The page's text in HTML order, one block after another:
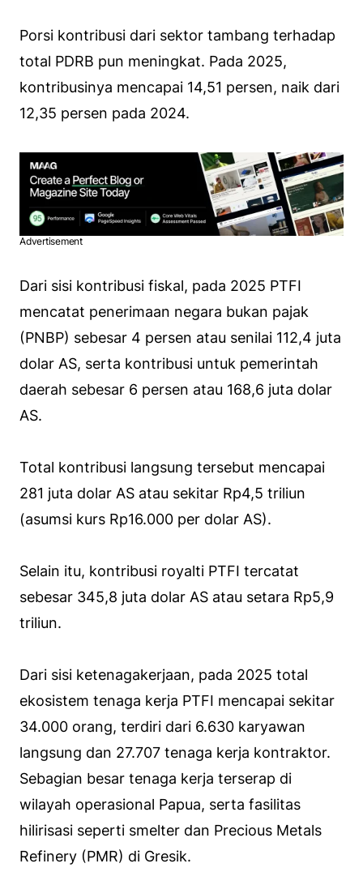
Porsi kontribusi dari sektor tambang terhadap
total PDRB pun meningkat. Pada 2025,
kontribusinya mencapai 14,51 persen, naik dari
12,35 persen pada 2024.
Advertisement
Dari sisi kontribusi fiskal, pada 2025 PTFI
mencatat penerimaan negara bukan pajak
(PNBP) sebesar 4 persen atau senilai 112,4 juta
dolar AS, serta kontribusi untuk pemerintah
daerah sebesar 6 persen atau 168,6 juta dolar
AS.
Total kontribusi langsung tersebut mencapai
281 juta dolar AS atau sekitar Rp4,5 triliun
(asumsi kurs Rp16.000 per dolar AS).
Selain itu, kontribusi royalti PTFI tercatat
sebesar 345,8 juta dolar AS atau setara Rp5,9
triliun.
Dari sisi ketenagakerjaan, pada 2025 total
ekosistem tenaga kerja PTFI mencapai sekitar
34.000 orang, terdiri dari 6.630 karyawan
langsung dan 27.707 tenaga kerja kontraktor.
Sebagian besar tenaga kerja terserap di
wilayah operasional Papua, serta fasilitas
hilirisasi seperti smelter dan Precious Metals
Refinery (PMR) di Gresik.